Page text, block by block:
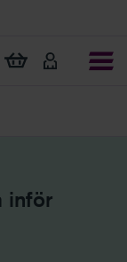
Visa min varukorg
inför